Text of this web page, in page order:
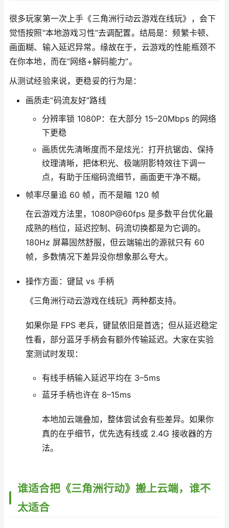
很多玩家第一次上手《三角洲行动云游戏在线玩》，会下
觉悟按照“本地游戏习性”去调配置。结局是：频繁卡顿、
画面糊、输入延迟异常。缘故在于，云游戏的性能瓶颈不
在你本地，而在“网络+解码能力”。
从测试经验来说，更稳妥的行为是：
画质走“码流友好”路线
分辨率锁 1080P：在大部分 15–20Mbps 的网络
下更稳
画质优先清晰度而不是炫光：打开抗锯齿、保持
纹理清晰，把体积光、极端阴影特效往下调一
点，有助于压缩码流细节，画面更干净不糊。
帧率尽量追 60 帧，而不是瞄 120 帧
在云游戏方法里，1080P@60fps 是多数平台优化最
成熟的档位，延迟控制、码流切换都是为它调的。
180Hz 屏幕固然舒服，但云端输出的源就只有 60
帧，多数情况下差异没你想象那么夸大。
操作方面：键鼠 vs 手柄
《三角洲行动云游戏在线玩》两种都支持。
如果你是 FPS 老兵，键鼠依旧是首选；但从延迟稳定
性看，部分蓝牙手柄会有额外传输延迟。大家在实验
室测试时发现：
有线手柄输入延迟平均在 3–5ms
蓝牙手柄也许在 8–15ms
本地加云端叠加，整体尝试会有些差异。如果你
真的在乎细节，优先选有线或 2.4G 接收器的方
法。
谁适合把《三角洲行动》搬上云端，谁不
太适合